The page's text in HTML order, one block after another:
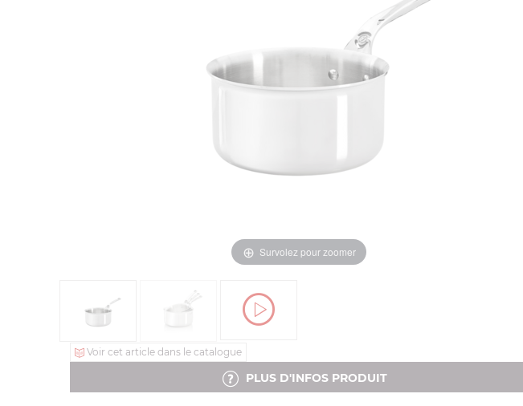
Survolez pour zoomer
Voir cet article dans le catalogue
PLUS D'INFOS PRODUIT